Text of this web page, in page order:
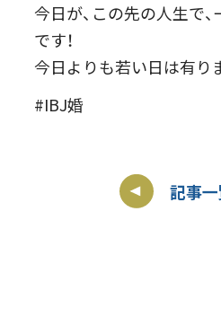
今日が、この先の人生で
です！
今日よりも若い日は有り
#IBJ婚
記事